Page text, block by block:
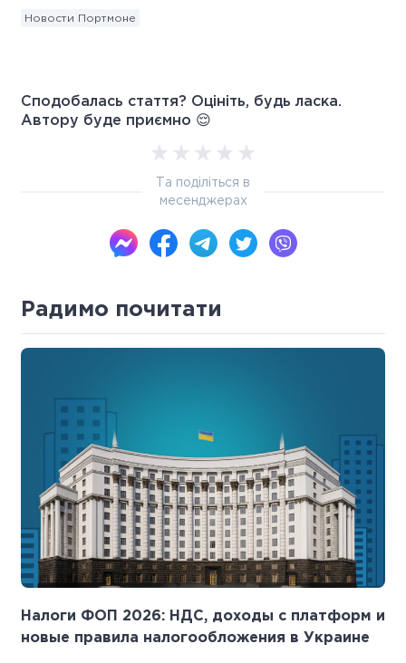
Новости Портмоне
Сподобалась стаття? Оцініть, будь ласка.
Автору буде приємно 😌
Та поділіться в
месенджерах
Радимо почитати
Налоги ФОП 2026: НДС, доходы с платформ и
новые правила налогообложения в Украине